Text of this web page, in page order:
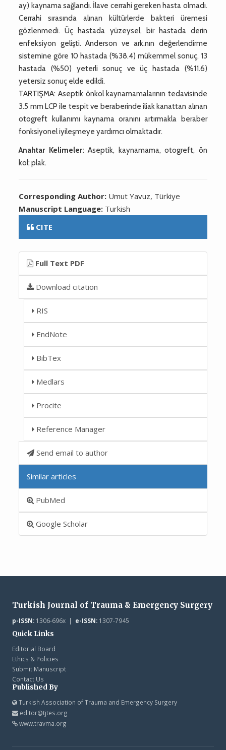
ay) kaynama sağlandı. İlave cerrahi gereken hasta olmadı.
Cerrahi sırasında alınan kültürlerde bakteri üremesi
gözlenmedi. Üç hastada yüzeysel, bir hastada derin
enfeksiyon gelişti. Anderson ve ark.nın değerlendirme
sistemine göre 10 hastada (%38.4) mükemmel sonuç, 13
hastada (%50) yeterli sonuç ve üç hastada (%11.6)
yetersiz sonuç elde edildi.
TARTIŞMA: Aseptik önkol kaynamamalarının tedavisinde
3.5 mm LCP ile tespit ve beraberinde iliak kanattan alınan
otogreft kullanımı kaynama oranını artırmakla beraber
fonksiyonel iyileşmeye yardımcı olmaktadır.
Anahtar Kelimeler: Aseptik, kaynamama, otogreft, ön
kol; plak.
Corresponding Author: Umut Yavuz, Türkiye
Manuscript Language: Turkish
CITE
Full Text PDF
Download citation
RIS
EndNote
BibTex
Medlars
Procite
Reference Manager
Send email to author
Similar articles
PubMed
Google Scholar
Turkish Journal of Trauma & Emergency Surgery
p-ISSN:1306-696x | e-ISSN:1307-7945
Quick Links
Editorial Board
Ethics & Policies
Submit Manuscript
Contact Us
Published By
Turkish Association of Trauma and Emergency Surgery
editor@tjtes.org
www.travma.org